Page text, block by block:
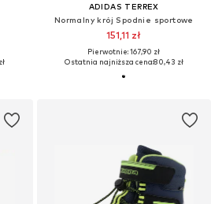
ADIDAS TERREX
Normalny krój Spodnie sportowe
151,11 zł
Pierwotnie: 167,90 zł
Ostatnia najniższa cena:80,43 zł